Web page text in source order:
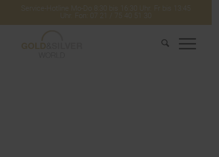
Service-Hotline Mo-Do 8:30 bis 16:30 Uhr. Fr bis 13:45
Uhr. Fon: 07 21 / 75 40 51 30